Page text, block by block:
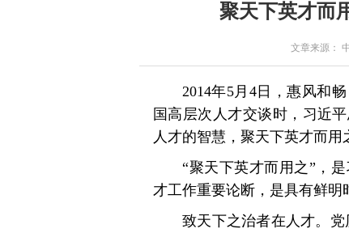
聚天下英才而
文章来源：
2014年5月4日，惠风和
国高层次人才交谈时，习近
人才的智慧，聚天下英才而用
“聚天下英才而用之”，
才工作重要论断，是具有鲜明
致天下之治者在人才。